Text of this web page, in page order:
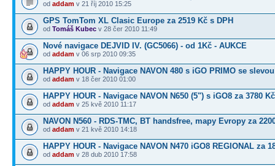
od addam v 21 říj 2010 15:25
GPS TomTom XL Clasic Europe za 2519 Kč s DPH
od Tomáš Kubec v 28 čer 2010 11:49
Nové navigace DEJVID IV. (GC5066) - od 1Kč - AUKCE
od addam v 06 srp 2010 09:35
HAPPY HOUR - Navigace NAVON 480 s iGO PRIMO se
od addam v 18 čer 2010 01:00
HAPPY HOUR - Navigace NAVON N650 (5") s iGO8 za 3780 Kč
od addam v 25 kvě 2010 11:17
NAVON N560 - RDS-TMC, BT handsfree, mapy Evropy za
od addam v 21 kvě 2010 14:18
HAPPY HOUR - Navigace NAVON N470 iGO8 REGIONAL za
od addam v 28 dub 2010 17:58